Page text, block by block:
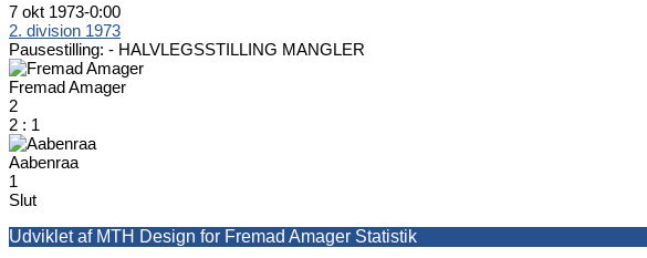
7 okt 1973-0:00
2. division 1973
Pausestilling: - HALVLEGSSTILLING MANGLER
Fremad Amager
2
2 : 1
Aabenraa
1
Slut
Udviklet af MTH Design for Fremad Amager Statistik